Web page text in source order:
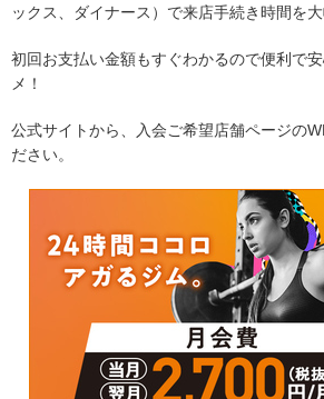
ックス、ダイナース）で来店手続き時間を大
初回お支払い金額もすぐわかるので便利で
メ！
公式サイトから、入会ご希望店舗ページの
ださい。